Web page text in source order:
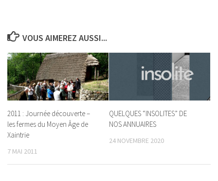
VOUS AIMEREZ AUSSI...
2011 : Journée découverte –
les fermes du Moyen Âge de
Xaintrie
7 MAI 2011
QUELQUES “INSOLITES” DE
NOS ANNUAIRES
24 NOVEMBRE 2020